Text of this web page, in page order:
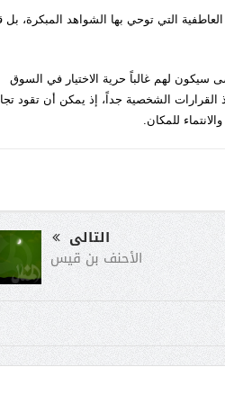
التي توحي بها الشواهد المبكرة، بل
سيكون لهم غالباً حرية الاختيار في السوق
الشخصية جداً، إذ يمكن أن تقود
للمكان.
التالى
الأحنف بن قيس